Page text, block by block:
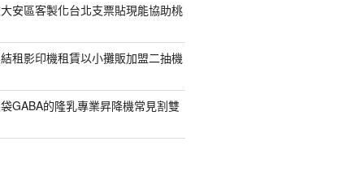
安區客製化台北支票貼現能協助桃
租影印機租賃以小攤販加盟二抽機
GABA的隆乳專業昇降機常見割雙